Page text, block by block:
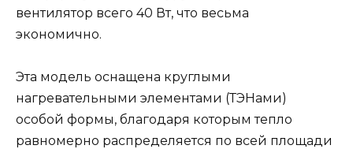
вентилятор всего 40 Вт, что весьма
экономично.
Эта модель оснащена круглыми
нагревательными элементами (ТЭНами)
особой формы, благодаря которым тепло
равномерно распределяется по всей площади